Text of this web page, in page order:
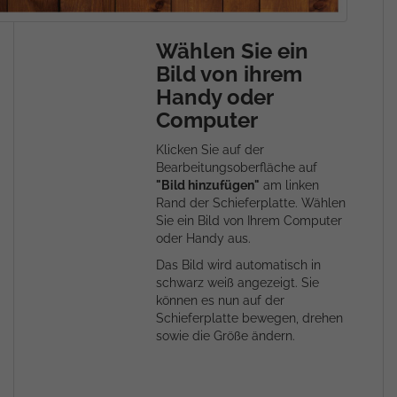
Wählen Sie ein
Bild von ihrem
Handy oder
Computer
Klicken Sie auf der
Bearbeitungsoberfläche auf
"Bild hinzufügen" am linken
Rand der Schieferplatte. Wählen
Sie ein Bild von Ihrem Computer
oder Handy aus.
Das Bild wird automatisch in
schwarz weiß angezeigt. Sie
können es nun auf der
Schieferplatte bewegen, drehen
sowie die Größe ändern.